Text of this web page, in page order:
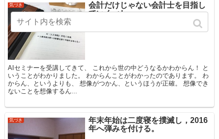
気づき
会計だけじゃない会計士を目指し
ていくべし。
AIセミナーを受講してきて、 これから世の中どうなるかわからん！ と
いうことがわかりました。 わからんことがわかったのであります。 わ
からん、というよりも、 想像がつかん、というほうが正確。 想像でき
ないことを想像するん...
気づき
年末年始は二度寝を撲滅し，2016
年へ弾みを付ける。